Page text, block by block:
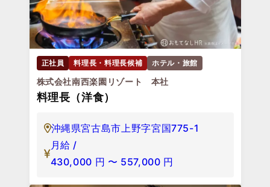
正社員 料理長・料理長候補 ホテル・旅館
株式会社南西楽園リゾート 本社
料理長（洋食）
沖縄県宮古島市上野字宮国775-1
月給 /
430,000 円 〜 557,000 円